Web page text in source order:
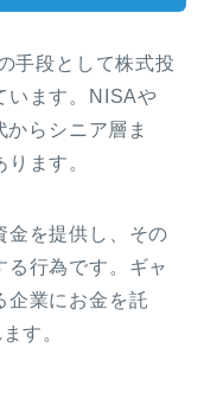
手段として株式投
います。NISAや
らシニア層ま
ます。
金を提供し、その
る行為です。ギャ
企業にお金を託
す。